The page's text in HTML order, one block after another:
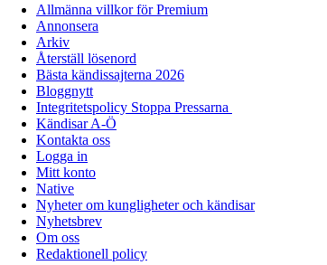
Allmänna villkor för Premium
Annonsera
Arkiv
Återställ lösenord
Bästa kändissajterna 2026
Bloggnytt
Integritetspolicy Stoppa Pressarna
Kändisar A-Ö
Kontakta oss
Logga in
Mitt konto
Native
Nyheter om kungligheter och kändisar
Nyhetsbrev
Om oss
Redaktionell policy